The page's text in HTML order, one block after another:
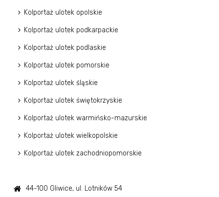
Kolportaż ulotek opolskie
Kolportaż ulotek podkarpackie
Kolportaż ulotek podlaskie
Kolportaż ulotek pomorskie
Kolportaż ulotek śląskie
Kolportaż ulotek świętokrzyskie
Kolportaż ulotek warmińsko-mazurskie
Kolportaż ulotek wielkopolskie
Kolportaż ulotek zachodniopomorskie
44-100 Gliwice, ul. Lotników 54